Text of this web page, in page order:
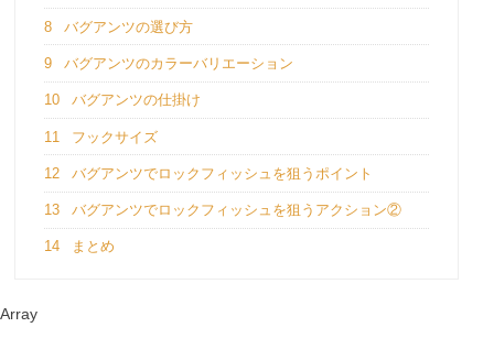
8 バグアンツの選び方
9 バグアンツのカラーバリエーション
10 バグアンツの仕掛け
11 フックサイズ
12 バグアンツでロックフィッシュを狙うポイント
13 バグアンツでロックフィッシュを狙うアクション②
14 まとめ
Array